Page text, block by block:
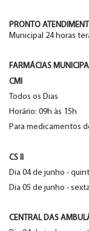
PRONTO
Municipal 24 horas
FARMÁCIAS
CMI
Todos os Dias
Horário: 09h às 15h
Para medicamentos
CS II
Dia 04 de junho -
Dia 05 de junho -
CENTRAL DAS